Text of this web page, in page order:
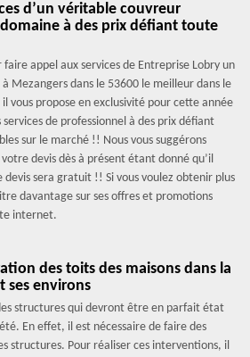
d’un véritable couvreur
à des prix défiant toute
faire appel aux services de Entreprise Lobry un
Mezangers dans le 53600 le meilleur dans le
vous propose en exclusivité pour cette année
de professionnel à des prix défiant
sur le marché !! Nous vous suggérons
devis dès à présent étant donné qu’il
sera gratuit !! Si vous voulez obtenir plus
davantage sur ses offres et promotions
internet.
des toits des maisons dans la
ses environs
structures qui devront être en parfait état
En effet, il est nécessaire de faire des
structures. Pour réaliser ces interventions, il